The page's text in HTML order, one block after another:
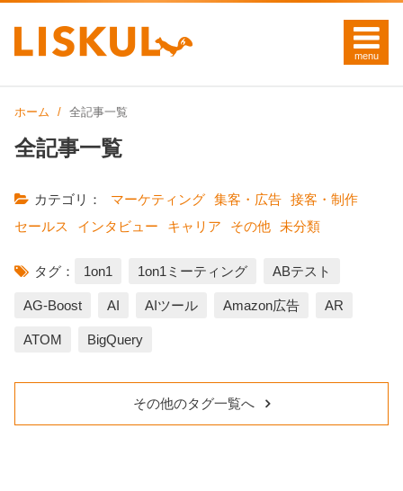
ホーム 全記事一覧
全記事一覧
カテゴリ： マーケティング 集客・広告 接客・制作
セールス
インタビュー キャリア その他 未分類
タグ： 1on1 1on1ミーティング ABテスト
AG-Boost AI AIツール Amazon広告 AR
ATOM BigQuery
その他のタグ一覧へ